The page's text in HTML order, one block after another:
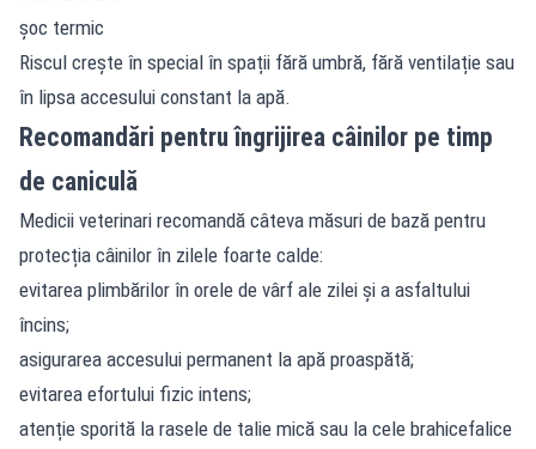
șoc termic
Riscul crește în special în spații fără umbră, fără ventilație sau
în lipsa accesului constant la apă.
Recomandări pentru îngrijirea câinilor pe timp
de caniculă
Medicii veterinari recomandă câteva măsuri de bază pentru
protecția câinilor în zilele foarte calde:
evitarea plimbărilor în orele de vârf ale zilei și a asfaltului
încins;
asigurarea accesului permanent la apă proaspătă;
evitarea efortului fizic intens;
atenție sporită la rasele de talie mică sau la cele brahicefalice